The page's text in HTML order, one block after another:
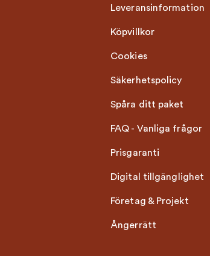
Leveransinformation
Köpvillkor
Cookies
Säkerhetspolicy
Spåra ditt paket
FAQ - Vanliga frågor
Prisgaranti
Digital tillgänglighet
Företag & Projekt
Ångerrätt